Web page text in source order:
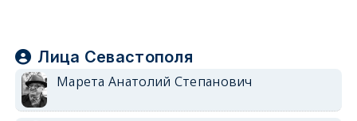
Лица Севастополя
Марета Анатолий Степанович